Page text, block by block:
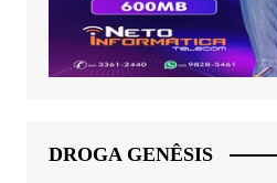
DROGA GENÊSIS